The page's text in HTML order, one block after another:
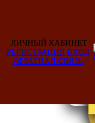
Добро
ЛИЧНЫЙ КАБИНЕТ
РЕГИСТРАЦИЯ ВХОД
ОБРАТНАЯ СВЯЗЬ